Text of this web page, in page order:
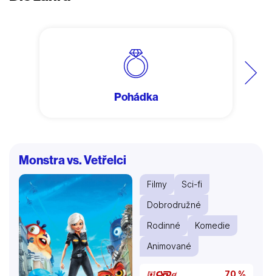
Další
Pohádka
Monstra vs. Vetřelci
Filmy
Sci-fi
Dobrodružné
Rodinné
Komedie
Animované
70 %